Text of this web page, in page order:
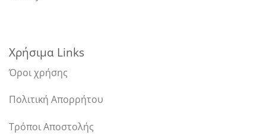
Χρήσιμα Links
Όροι χρήσης
Πολιτική Απορρήτου
Τρόποι Αποστολής